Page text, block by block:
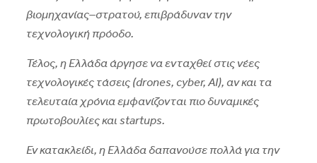
βιομηχανίας–στρατού, επιβράδυναν την
τεχνολογική πρόοδο.
Τέλος, η Ελλάδα άργησε να ενταχθεί στις νέες
τεχνολογικές τάσεις (drones, cyber, AI), αν και τα
τελευταία χρόνια εμφανίζονται πιο δυναμικές
πρωτοβουλίες και startups.
Εν κατακλείδι, η Ελλάδα δαπανούσε πολλά για την